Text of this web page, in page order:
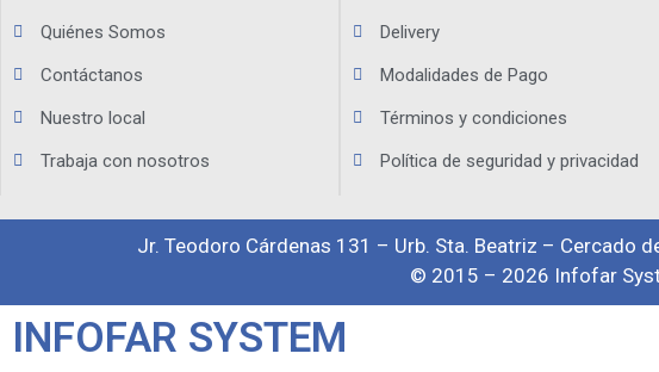
Quiénes Somos
Contáctanos
Nuestro local
Trabaja con nosotros
Delivery
Modalidades de Pago
Términos y condiciones
Política de seguridad y privacidad
Jr. Teodoro Cárdenas 131 – Urb. Sta. Beatriz – Cercado
© 2015 – 2026 Infofar
INFOFAR SYSTEM